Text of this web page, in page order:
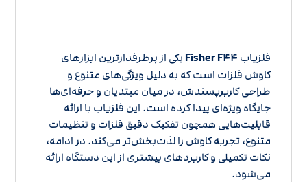
فلزیاب Fisher F۴۴ یکی از پرطرفدارترین ابزارهای
کاوش فلزات است که به دلیل ویژگی‌های متنوع و
طراحی کاربرپسندش، در میان مبتدیان و حرفه‌ای‌ها
جایگاه ویژه‌ای پیدا کرده است. این فلزیاب با ارائه
قابلیت‌هایی همچون تفکیک دقیق فلزات و تنظیمات
متنوع، تجربه کاوش را لذت‌بخش‌تر می‌کند. در ادامه،
نکات تکمیلی و کاربردهای بیشتری از این دستگاه ارائه
می‌شود.